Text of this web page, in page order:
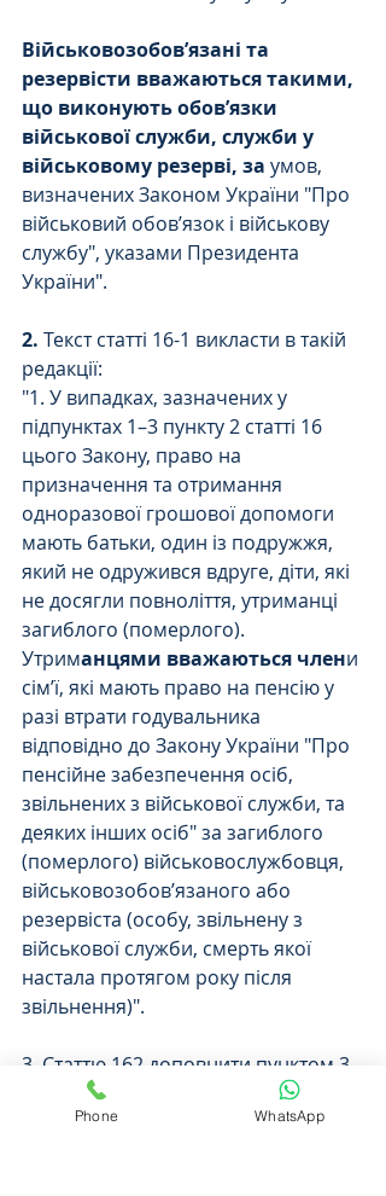
Військовозобов’язані та
резервісти вважаються такими,
що виконують обов’язки
військової служби, служби у
військовому резерві, за умов,
визначених Законом України "Про
військовий обов’язок і військову
службу", указами Президента
України".
2. Текст статті 16-1 викласти в такій
редакції:
"1. У випадках, зазначених у
підпунктах 1–3 пункту 2 статті 16
цього Закону, право на
призначення та отримання
одноразової грошової допомоги
мають батьки, один із подружжя,
який не одружився вдруге, діти, які
не досягли повноліття, утриманці
загиблого (померлого).
Утриманцями вважаються члени
сім’ї, які мають право на пенсію у
разі втрати годувальника
відповідно до Закону України "Про
пенсійне забезпечення осіб,
звільнених з військової служби, та
деяких інших осіб" за загиблого
(померлого) військовослужбовця,
військовозобов’язаного або
резервіста (особу, звільнену з
військової служби, смерть якої
настала протягом року після
звільнення)".
3. Статтю 162 доповнити пунктом 3
такого змісту:
Розмір одноразової грошової
Phone WhatsApp